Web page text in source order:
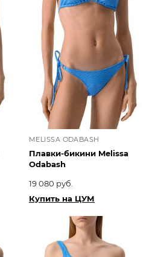
MELISSA ODABASH
Плавки-бикини Melissa
Odabash
19 080 руб.
Купить на ЦУМ